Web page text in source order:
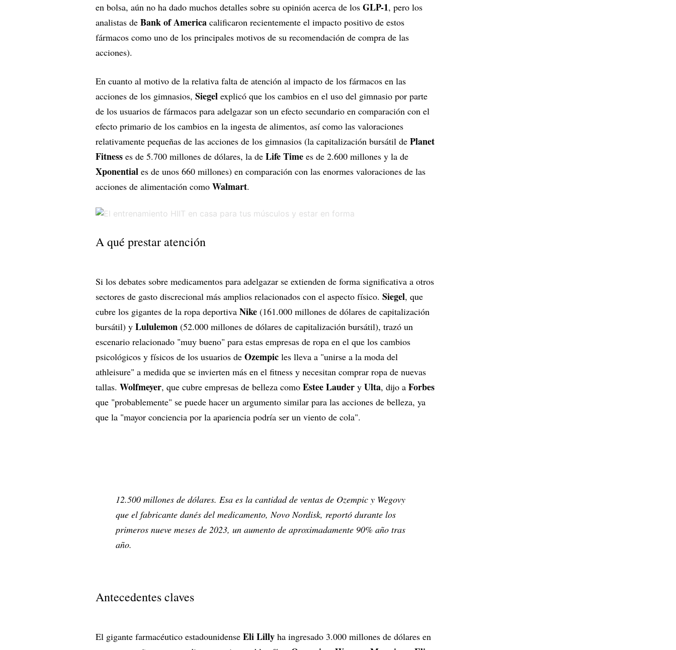
en bolsa, aún no ha dado muchos detalles sobre su opinión acerca de los GLP-1, pero los
analistas de Bank of America calificaron recientemente el impacto positivo de estos
fármacos como uno de los principales motivos de su recomendación de compra de las
acciones).
En cuanto al motivo de la relativa falta de atención al impacto de los fármacos en las
acciones de los gimnasios, Siegel explicó que los cambios en el uso del gimnasio por parte
de los usuarios de fármacos para adelgazar son un efecto secundario en comparación con el
efecto primario de los cambios en la ingesta de alimentos, así como las valoraciones
relativamente pequeñas de las acciones de los gimnasios (la capitalización bursátil de Planet
Fitness es de 5.700 millones de dólares, la de Life Time es de 2.600 millones y la de
Xponential es de unos 660 millones) en comparación con las enormes valoraciones de las
acciones de alimentación como Walmart.
A qué prestar atención
Si los debates sobre medicamentos para adelgazar se extienden de forma significativa a otros
sectores de gasto discrecional más amplios relacionados con el aspecto físico. Siegel, que
cubre los gigantes de la ropa deportiva Nike (161.000 millones de dólares de capitalización
bursátil) y Lululemon (52.000 millones de dólares de capitalización bursátil), trazó un
escenario relacionado "muy bueno" para estas empresas de ropa en el que los cambios
psicológicos y físicos de los usuarios de Ozempic les lleva a "unirse a la moda del
athleisure" a medida que se invierten más en el fitness y necesitan comprar ropa de nuevas
tallas. Wolfmeyer, que cubre empresas de belleza como Estee Lauder y Ulta, dijo a Forbes
que "probablemente" se puede hacer un argumento similar para las acciones de belleza, ya
que la "mayor conciencia por la apariencia podría ser un viento de cola".
12.500 millones de dólares. Esa es la cantidad de ventas de Ozempic y Wegovy
que el fabricante danés del medicamento, Novo Nordisk, reportó durante los
primeros nueve meses de 2023, un aumento de aproximadamente 90% año tras
año.
Antecedentes claves
El gigante farmacéutico estadounidense Eli Lilly ha ingresado 3.000 millones de dólares en